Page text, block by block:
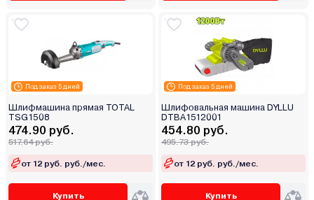
Под заказ 5 дней
Шлифмашина прямая TOTAL
TSG1508
474.90 руб.
517.64 руб.
от 12 руб. руб./мес.
Купить
Под заказ 5 дней
Шлифовальная машина DYLLU
DTBA1512001
454.80 руб.
495.73 руб.
от 12 руб. руб./мес.
Купить